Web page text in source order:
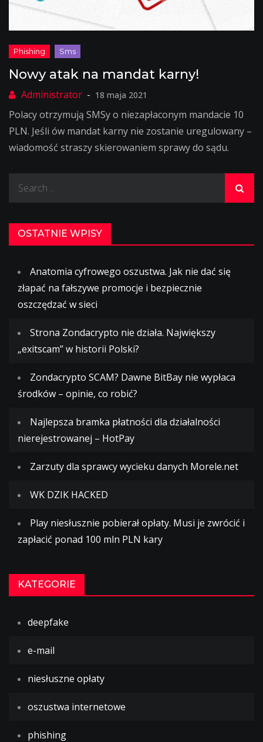
Nowy atak na mandat karny!
18 maja 2021
Polacy otrzymują SMSy o niezapłaconym mandacie 10
PLN. Jeśli ów mandat karny nie zostanie uregulowany –
wiadomość straszy skierowaniem sprawy do sądu.
OSTATNIE WPISY
Anatomia cyfrowego oszustwa. Jak nie dać się
złapać na fałszywe promocje i bezpiecznie
oszczędzać w sieci
Strona Zondacrypto nie działa. Największy
„exitscam” w historii Polski?
Zondacrypto SCAM? Dawne BitBay nie wypłaca
środków – opinie, co robić?
Najlepsza bramka płatności dla działalności
nierejestrowanej – HotPay
Zarzuty dla sprawcy wycieku danych Morele.net
WK DZIK HACKED
Play niesłusznie pobierał opłaty. Musi je zwrócić i
zapłacić ponad 100 mln PLN kary
KATEGORIE
deepfake
e-mail
niesłuszne opłaty
oszustwa internetowe
phishing